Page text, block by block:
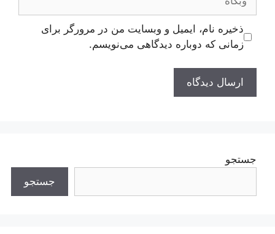
ذخیره نام، ایمیل و وبسایت من در مرورگر برای
زمانی که دوباره دیدگاهی می‌نویسم.
جستجو
جستجو